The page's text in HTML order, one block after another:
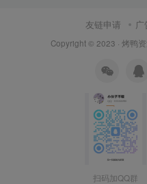
友链申请 广
Copyright © 2023 · 烤鸭
扫码加QQ群